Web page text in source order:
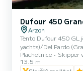
Dufour 450
Arzon
Tento Dufour 450 GL
yachts)/Del Pardo
nízkou nástavbou a
sám vychází z 455 GL,
Plachetnice Skipper
13.5 m